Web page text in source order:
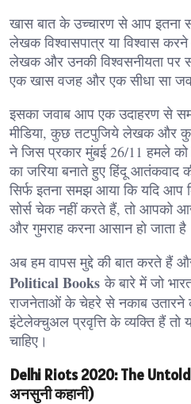
खास बात के उच्चारण से आप इतना
लेखक विश्वासपात्र या विश्वास
लेखक और उनकी विश्वसनीयता पर
एक खास वजह और एक सीधा सा
इसका जवाब आप एक उदाहरण से
मीडिया, कुछ तटपुजिये लेखक और
ने जिस प्रकार मुंबई 26/11 हमले को
का जरिया बनाते हुए हिंदू आतंकवाद
सिर्फ इतना समझ आया कि यदि आप
सोर्स चेक नहीं करते हैं, तो आपको
और गुमराह करना आसान हो जाता
अब हम वापस मुद्दे की बात करते हैं
Political Books के बारे में जो
राजनेताओं के चेहरे से नकाब उतारने
इंटेलेक्चुअल प्रवृत्ति के व्यक्ति हैं
चाहिए।
Delhi Riots 2020: The Untold
अनसुनी कहानी)